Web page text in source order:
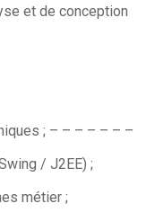
et de conception
; – – – – – – –
/ J2EE) ;
métier ;